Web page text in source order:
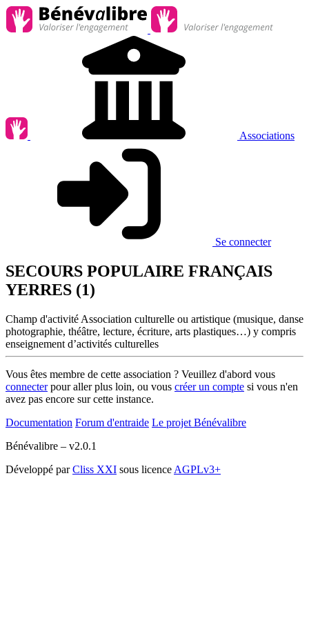
Associations
Se connecter
SECOURS POPULAIRE FRANÇAIS
YERRES (1)
Champ d'activité Association culturelle ou artistique (musique, danse
photographie, théâtre, lecture, écriture, arts plastiques…) y compris
enseignement d’activités culturelles
Vous êtes membre de cette association ? Veuillez d'abord vous
connecterpour aller plus loin, ou vous créer un compte si vous n'en
avez pas encore sur cette instance.
Documentation Forum d'entraide Le projet Bénévalibre
Bénévalibre – v2.0.1
Développé parCliss XXI sous licence AGPLv3+